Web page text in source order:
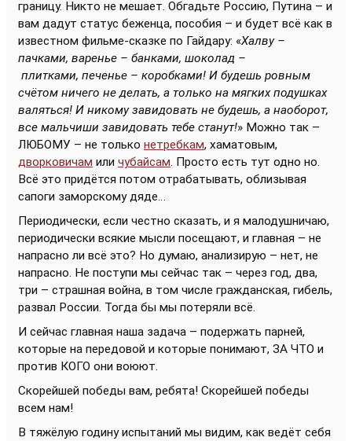
границу. Никто не мешает. Обгадьте Россию, Путина – и
вам дадут статус беженца, пособия – и будет всё как в
известном фильме-сказке по Гайдару: «Халву –
пачками, варенье – банками, шоколад –
плитками, печенье – коробками! И будешь ровным
счётом ничего не делать, а только на мягких подушках
валяться! И никому завидовать не будешь, а наоборот,
все мальчиши завидовать тебе станут!» Можно так –
ЛЮБОМУ – не только нетребкам, хаматовым,
дворковичам или чубайсам. Просто есть тут одно но.
Всё это придётся потом отрабатывать, облизывая
сапоги заморскому дяде…
Периодически, если честно сказать, и я малодушничаю,
периодически всякие мысли посещают, и главная – не
напрасно ли всё это? Но думаю, анализирую – нет, не
напрасно. Не поступи мы сейчас так – через год, два,
три – страшная война, в том числе гражданская, гибель,
развал России. Тогда бы мы потеряли всё.
И сейчас главная наша задача – подержать парней,
которые на передовой и которые понимают, ЗА ЧТО и
против КОГО они воюют.
Скорейшей победы вам, ребята! Скорейшей победы
всем нам!
В тяжёлую годину испытаний мы видим, как ведёт себя